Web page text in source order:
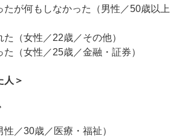
たが何もしなかった（男性／50歳以上
た（女性／22歳／その他）
た（女性／25歳／金融・証券）
人＞
性／30歳／医療・福祉）